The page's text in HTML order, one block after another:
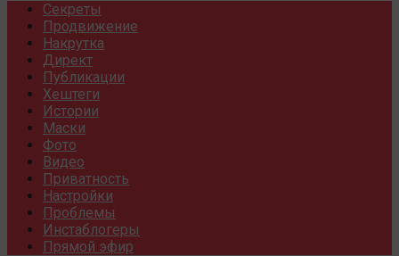
Секреты
Продвижение
Накрутка
Директ
Публикации
Хештеги
Истории
Маски
Фото
Видео
Приватность
Настройки
Проблемы
Инстаблогеры
Прямой эфир